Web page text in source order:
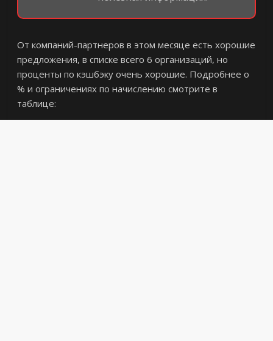
От компаний-партнеров в этом месяце есть хорошие
предложения, в списке всего 6 организаций, но
проценты по кэшбэку очень хорошие. Подробнее о
% и ограничениях по начислению смотрите в
таблице: